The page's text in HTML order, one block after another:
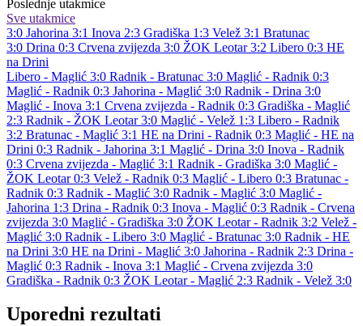
Poslednje utakmice
Sve utakmice
3:0 Jahorina 3:1 Inova 2:3 Gradiška 1:3 Velež 3:1 Bratunac
3:0 Drina 0:3 Crvena zvijezda 3:0 ŽOK Leotar 3:2 Libero 0:3 HE
na Drini
Libero - Maglić 3:0 Radnik - Bratunac 3:0 Maglić - Radnik 0:3
Maglić - Radnik 0:3 Jahorina - Maglić 3:0 Radnik - Drina 3:0
Maglić - Inova 3:1 Crvena zvijezda - Radnik 0:3 Gradiška - Maglić
2:3 Radnik - ŽOK Leotar 3:0 Maglić - Velež 1:3 Libero - Radnik
3:2 Bratunac - Maglić 3:1 HE na Drini - Radnik 0:3 Maglić - HE na
Drini 0:3 Radnik - Jahorina 3:1 Maglić - Drina 3:0 Inova - Radnik
0:3 Crvena zvijezda - Maglić 3:1 Radnik - Gradiška 3:0 Maglić -
ŽOK Leotar 0:3 Velež - Radnik 0:3 Maglić - Libero 0:3 Bratunac -
Radnik 0:3 Radnik - Maglić 3:0 Radnik - Maglić 3:0 Maglić -
Jahorina 1:3 Drina - Radnik 0:3 Inova - Maglić 0:3 Radnik - Crvena
zvijezda 3:0 Maglić - Gradiška 3:0 ŽOK Leotar - Radnik 3:2 Velež -
Maglić 3:0 Radnik - Libero 3:0 Maglić - Bratunac 3:0 Radnik - HE
na Drini 3:0 HE na Drini - Maglić 3:0 Jahorina - Radnik 2:3 Drina -
Maglić 0:3 Radnik - Inova 3:1 Maglić - Crvena zvijezda 3:0
Gradiška - Radnik 0:3 ŽOK Leotar - Maglić 2:3 Radnik - Velež 3:0
Uporedni rezultati